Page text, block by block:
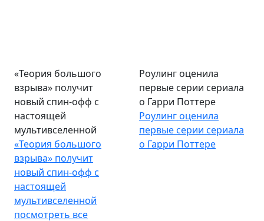
новый спин-офф с
настоящей
мультивселенной
«Теория большого
взрыва» получит
новый спин-офф с
настоящей
мультивселенной
Роулинг оценила
первые серии сериала
о Гарри Поттере
Роулинг оценила
первые серии сериала
о Гарри Поттере
посмотреть все
Kinobugle.ru